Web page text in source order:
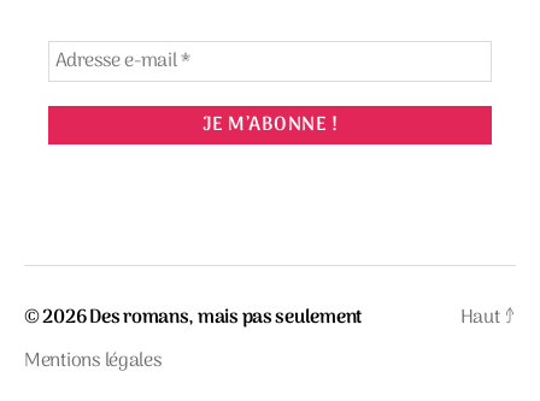
© 2026Des romans, mais pas seulement
Mentions légales
Haut↑